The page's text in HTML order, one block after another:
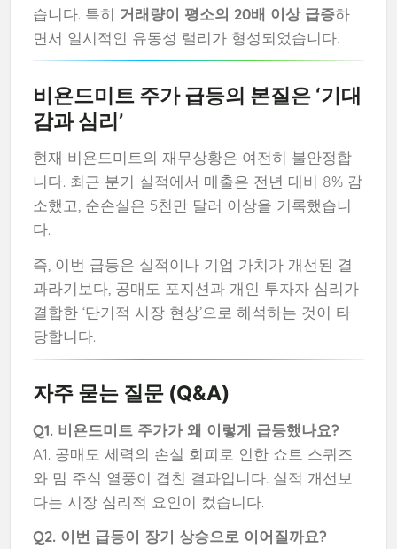
습니다. 특히 거래량이 평소의 20배 이상 급증하
면서 일시적인 유동성 랠리가 형성되었습니다.
비욘드미트 주가 급등의 본질은 ‘기대
감과 심리’
현재 비욘드미트의 재무상황은 여전히 불안정합
니다. 최근 분기 실적에서 매출은 전년 대비 8% 감
소했고, 순손실은 5천만 달러 이상을 기록했습니
다.
즉, 이번 급등은 실적이나 기업 가치가 개선된 결
과라기보다, 공매도 포지션과 개인 투자자 심리가
결합한 ‘단기적 시장 현상’으로 해석하는 것이 타
당합니다.
자주 묻는 질문 (Q&A)
Q1. 비욘드미트 주가가 왜 이렇게 급등했나요?
A1. 공매도 세력의 손실 회피로 인한 쇼트 스퀴즈
와 밈 주식 열풍이 겹친 결과입니다. 실적 개선보
다는 시장 심리적 요인이 컸습니다.
Q2. 이번 급등이 장기 상승으로 이어질까요?